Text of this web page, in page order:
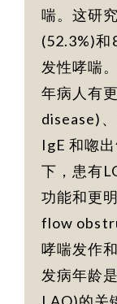
喘。这研
(52.3%)和
发性哮喘
年病人有
disease)
IgE 和唿
下，患有
功能和更
flow
哮喘发作
发病年龄